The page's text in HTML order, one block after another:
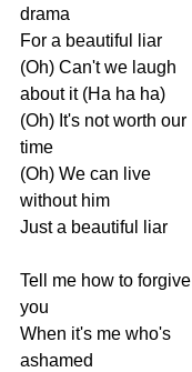
drama
For a beautiful
liar
(Oh) Can't we laugh
about it(Ha ha ha)
(Oh) It's not worth our
time
(Oh) We can live
without him
Just a beautiful liar
Tell me how to forgive
you
When it's me who's
ashamed